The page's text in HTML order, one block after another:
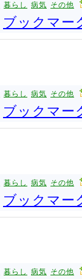
暮らし 病気 その他
ブックマー
暮らし 病気 その他
ブックマー
暮らし 病気 その他
ブックマー
暮らし 病気 その他